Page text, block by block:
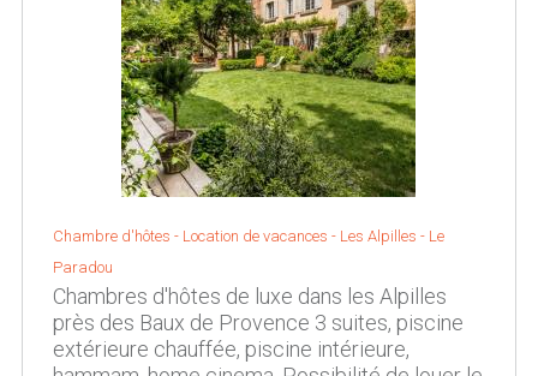
Chambre d'hôtes - Location de vacances - Les Alpilles - Le
Paradou
Chambres d'hôtes de luxe dans les Alpilles
près des Baux de Provence 3 suites, piscine
extérieure chauffée, piscine intérieure,